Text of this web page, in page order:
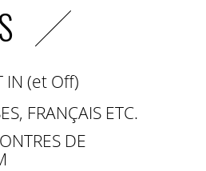
IN (et Off)
FRANÇAIS ETC.
DE